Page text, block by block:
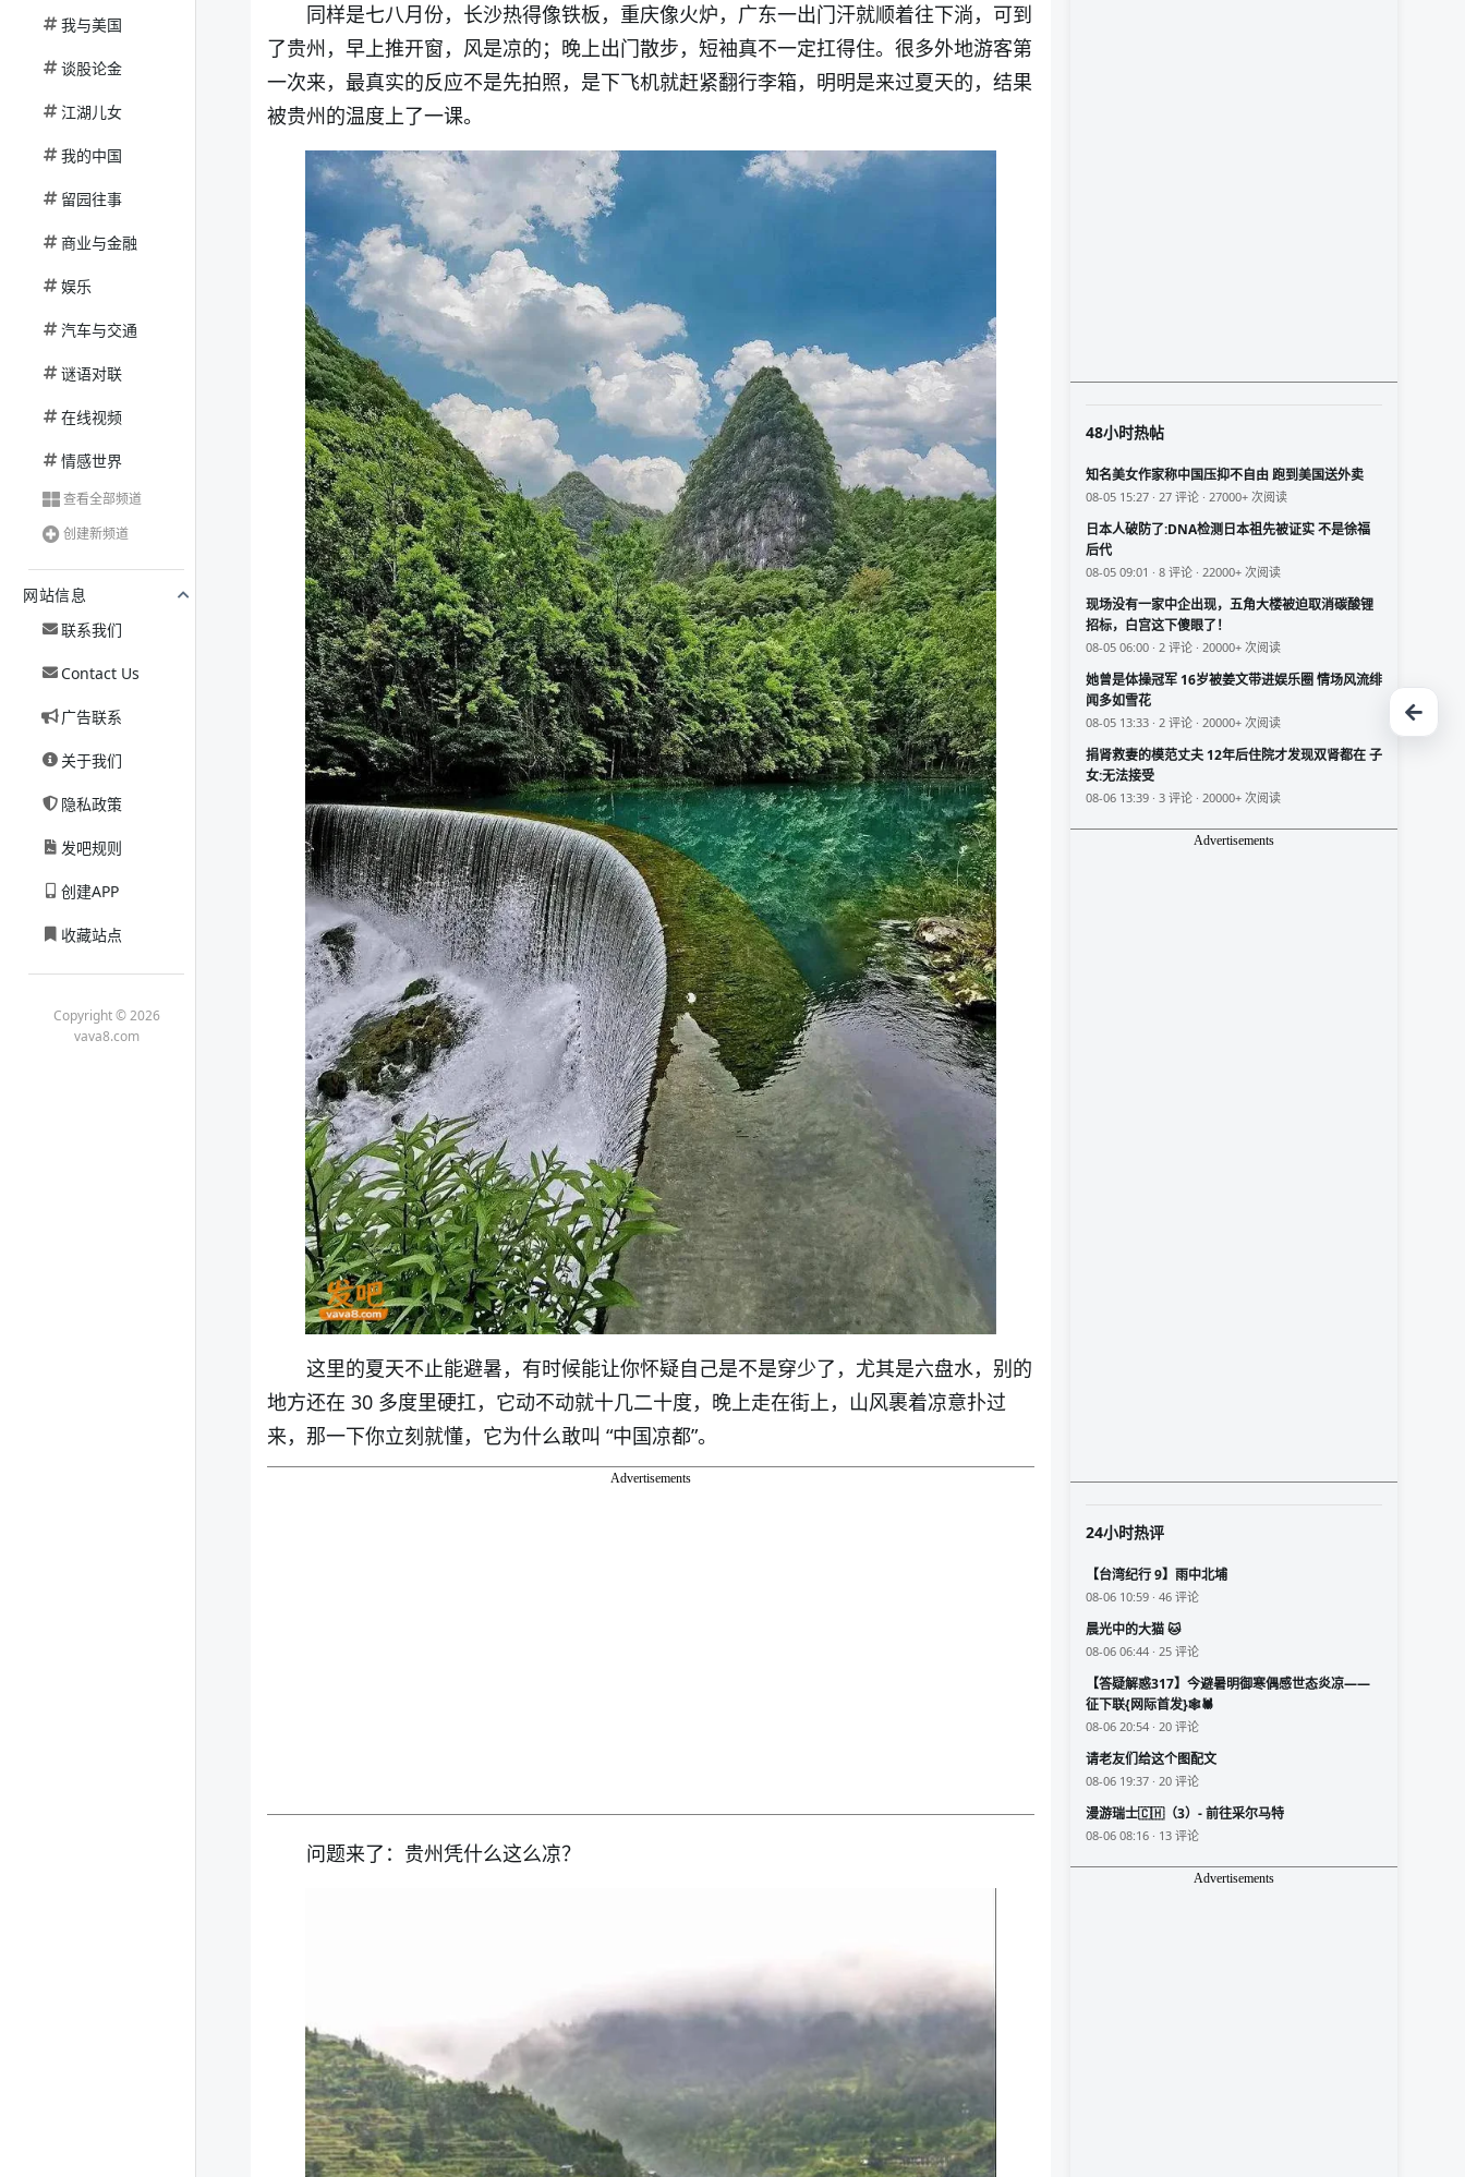
我与美国
谈股论金
江湖儿女
我的中国
留园往事
商业与金融
娱乐
汽车与交通
谜语对联
在线视频
情感世界
查看全部频道
创建新频道
网站信息
联系我们
Contact Us
广告联系
关于我们
隐私政策
发吧规则
创建APP
收藏站点
Copyright © 2026
vava8.com
同样是七八月份，长沙热得像铁板，重庆像火炉，广东一出门汗就顺着往下淌，可到
了贵州，早上推开窗，风是凉的；晚上出门散步，短袖真不一定扛得住。很多外地游客第
一次来，最真实的反应不是先拍照，是下飞机就赶紧翻行李箱，明明是来过夏天的，结果
被贵州的温度上了一课。
这里的夏天不止能避暑，有时候能让你怀疑自己是不是穿少了，尤其是六盘水，别的
地方还在 30 多度里硬扛，它动不动就十几二十度，晚上走在街上，山风裹着凉意扑过
来，那一下你立刻就懂，它为什么敢叫 “中国凉都”。
Advertisements
问题来了：贵州凭什么这么凉？
48小时热帖
知名美女作家称中国压抑不自由 跑到美国送外卖
08-05 15:27 · 27 评论 · 27000+ 次阅读
日本人破防了:DNA检测日本祖先被证实 不是徐福
后代
08-05 09:01 · 8 评论 · 22000+ 次阅读
现场没有一家中企出现，五角大楼被迫取消碳酸锂
招标，白宫这下傻眼了！
08-05 06:00 · 2 评论 · 20000+ 次阅读
她曾是体操冠军 16岁被姜文带进娱乐圈 情场风流绯
闻多如雪花
08-05 13:33 · 2 评论 · 20000+ 次阅读
捐肾救妻的模范丈夫 12年后住院才发现双肾都在 子
女:无法接受
08-06 13:39 · 3 评论 · 20000+ 次阅读
Advertisements
24小时热评
【台湾纪行 9】雨中北埔
08-06 10:59 · 46 评论
晨光中的大猫 🐱
08-06 06:44 · 25 评论
【答疑解惑317】今避暑明御寒偶感世态炎凉——
征下联{网际首发}🕸️🕷️
08-06 20:54 · 20 评论
请老友们给这个图配文
08-06 19:37 · 20 评论
漫游瑞士🇨🇭（3）- 前往采尔马特
08-06 08:16 · 13 评论
Advertisements